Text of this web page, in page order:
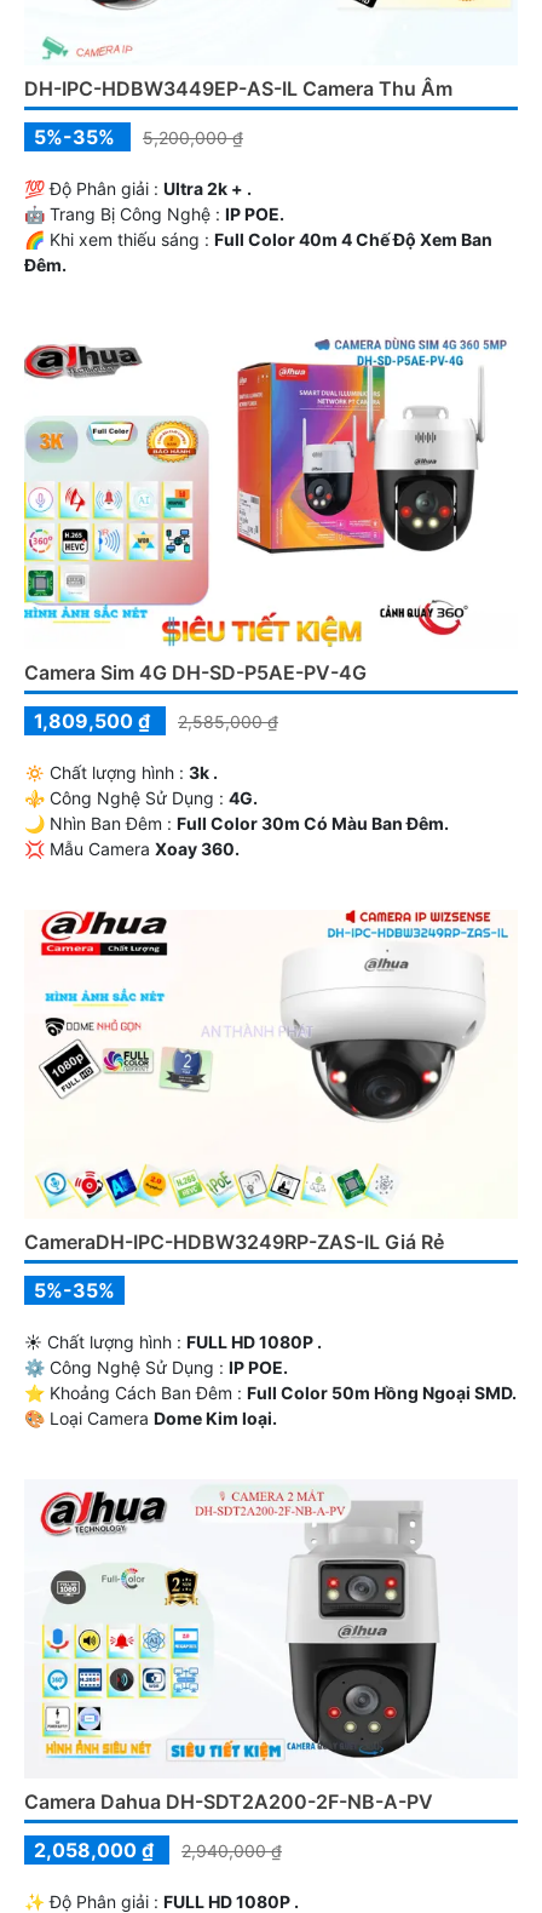
DH-IPC-HDBW3449EP-AS-IL Camera Thu Âm
5%-35%
5,200,000 ₫
💯 Độ Phân giải : Ultra 2k + .
🤖️ Trang Bị Công Nghệ : IP POE.
🌈 Khi xem thiếu sáng : Full Color 40m 4 Chế Độ Xem Ban
Đêm.
Camera Sim 4G DH-SD-P5AE-PV-4G
1,809,500 ₫
2,585,000 ₫
🔅 Chất lượng hình : 3k .
⚜️ Công Nghệ Sử Dụng : 4G.
🌙 Nhìn Ban Đêm : Full Color 30m Có Màu Ban Ðêm.
💢 Mẫu Camera Xoay 360.
CameraDH-IPC-HDBW3249RP-ZAS-IL Giá Rẻ
5%-35%
☀️ Chất lượng hình : FULL HD 1080P .
⚙ Công Nghệ Sử Dụng : IP POE.
⭐ Khoảng Cách Ban Đêm : Full Color 50m Hồng Ngoại SMD.
🎨 Loại Camera Dome Kim loại.
Camera Dahua DH-SDT2A200-2F-NB-A-PV
2,058,000 ₫
2,940,000 ₫
✨ Độ Phân giải : FULL HD 1080P .